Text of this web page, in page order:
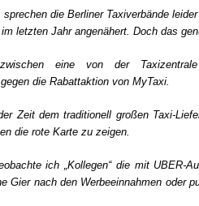
die Berliner Taxiverbände
letzten Jahr angenähert. Doch das
eine von der Taxizentrale
die Rabattaktion von MyTaxi.
Zeit dem traditionell großen Taxi-
die rote Karte zu zeigen.
ich „Kollegen“ die mit UBER-
nach den Werbeeinnahmen oder